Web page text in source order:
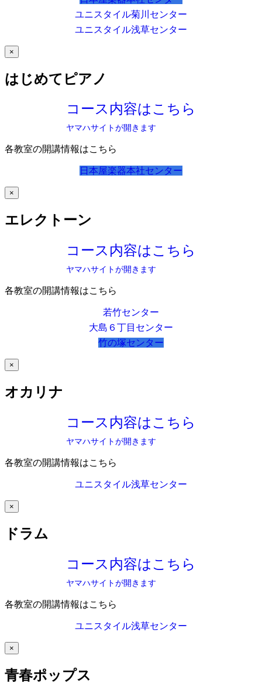
ユニスタイル菊川センター
ユニスタイル浅草センター
×
はじめてピアノ
コース内容はこちら
ヤマハサイトが開きます
各教室の開講情報はこちら
日本屋楽器本社センター
×
エレクトーン
コース内容はこちら
ヤマハサイトが開きます
各教室の開講情報はこちら
若竹センター
大島６丁目センター
竹の塚センター
×
オカリナ
コース内容はこちら
ヤマハサイトが開きます
各教室の開講情報はこちら
ユニスタイル浅草センター
×
ドラム
コース内容はこちら
ヤマハサイトが開きます
各教室の開講情報はこちら
ユニスタイル浅草センター
×
青春ポップス